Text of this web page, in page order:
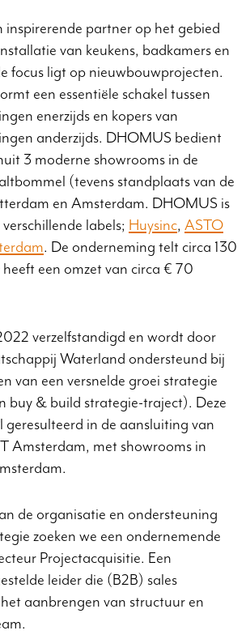
inspirerende partner op het gebied
van keukens, badkamers en
focus ligt op nieuwbouwprojecten.
een essentiële schakel tussen
enerzijds en kopers van
anderzijds. DHOMUS bedient
3 moderne showrooms in de
(tevens standplaats van de
en Amsterdam. DHOMUS is
labels; Huysinc, ASTO
. De onderneming telt circa 130
een omzet van circa € 70
verzelfstandigd en wordt door
Waterland ondersteund bij
van een versnelde groei strategie
buy & build strategie-traject). Deze
geresulteerd in de aansluiting van
Amsterdam, met showrooms in
de organisatie en ondersteuning
zoeken we een ondernemende
Projectacquisitie. Een
leider die (B2B) sales
aanbrengen van structuur en